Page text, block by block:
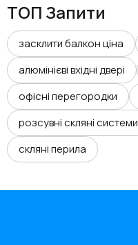
ТОП Запити
засклити балкон ціна
алюмінієві вхідні двері
офісні перегородки
розсувні скляні системи
скляні перила